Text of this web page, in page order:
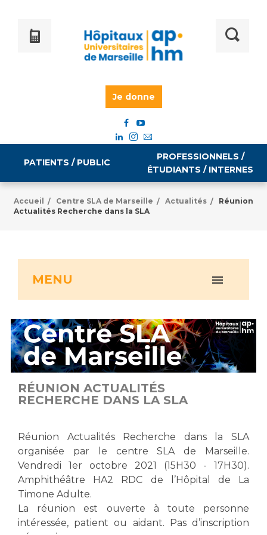
Je donne
PATIENTS / PUBLIC
Vous accompagnez, vous rendez visite à un patient
Vous allez être hospitalisé(e)
Vous avez un examen d'imagerie ou de radiologie
à réaliser
Vous avez une analyse à réaliser
Vous venez en consultation
myaphm, votre espace santé en ligne
Infos COVID-19
Vivre ensemble à l'hôpital
Culture à l'hôpital
Laïcité et cultes
Les associations
Livret d'accueil
PROFESSIONNELS /
ÉTUDIANTS / INTERNES
Emplois médicaux
Espace Formation
Étudiants hospitaliers
Emplois techniques et médico-techniques
Emplois divers
Stages paramédicaux
Chercheurs
La recherche clinique à l'AP-HM
Accueil / Centre SLA de Marseille / Actualités /
Réunion
Actualités Recherche dans la SLA
MENU
RÉUNION ACTUALITÉS
RECHERCHE DANS LA SLA
Réunion Actualités Recherche dans la SLA
organisée par le centre SLA de Marseille.
Vendredi 1er octobre 2021 (15H30 - 17H30).
Amphithéâtre HA2 RDC de l’Hôpital de La
Timone Adulte.
La réunion est ouverte à toute personne
intéressée, patient ou aidant. Pas d’inscription